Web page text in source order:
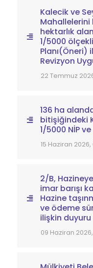
Kalecik ve
Mahallelerini
hektarlık
1/5000
Planı(Öneri)
Revizyon
22 Temmuz
136 ha
bitişiğindeki
1/5000 NİP ve
15 Haziran 2026,
2/B,
imar barışı
Hazine
ve ödeme
ilişkin duyuru
09 Haziran